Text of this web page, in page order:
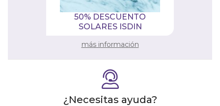
50% DESCUENTO
SOLARES ISDIN
más información
¿Necesitas ayuda?